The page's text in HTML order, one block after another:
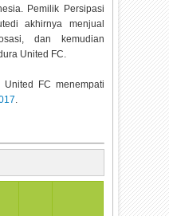
Pemilik Persipasi
akhirnya menjual
dan kemudian
United FC.
FC menempati